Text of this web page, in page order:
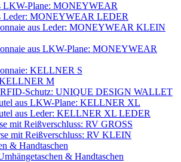
LKW-Plane: MONEYWEAR
Leder: MONEYWEAR LEDER
aus Leder: MONEYWEAR KLEIN
aus LKW-Plane: MONEYWEAR
KELLNER S
KELLNER M
RFID-Schutz: UNIQUE DESIGN WALLET
aus LKW-Plane: KELLNER XL
aus Leder: KELLNER XL LEDER
mit Reißverschluss: RV GROSS
mit Reißverschluss: RV KLEIN
& Handtaschen
& Handtaschen